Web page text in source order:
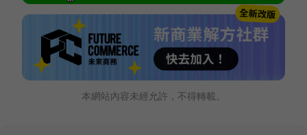
本網站內容未經允許，不得轉載。